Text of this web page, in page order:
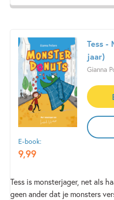
E-book:
9,99
Tess -
jaar)
Gianna
Tess is monsterjager, net als
geen ander dat je monsters